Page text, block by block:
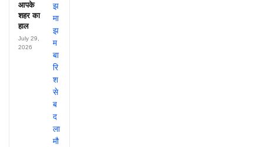
आपके
शहर का
हाल
July 29,
2026